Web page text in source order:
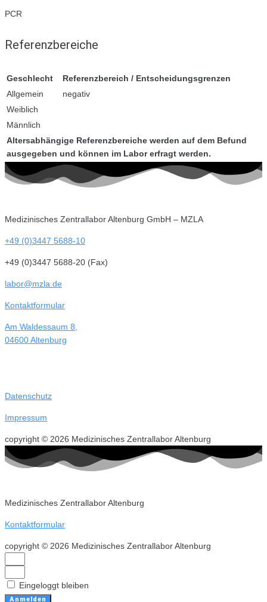
PCR
Referenzbereiche
Geschlecht Referenzbereich / Entscheidungsgrenzen
Altersabhängige Referenzbereiche werden auf dem Befund
ausgegeben und können im Labor erfragt werden.
Allgemein
negativ
Weiblich
Männlich
Medizinisches Zentrallabor Altenburg GmbH – MZLA
+49 (0)3447 5688-10
+49 (0)3447 5688-20 (Fax)
labor@mzla.de
Kontaktformular
Am Waldessaum 8,
04600 Altenburg
Datenschutz
Impressum
copyright © 2026 Medizinisches Zentrallabor Altenburg
Medizinisches Zentrallabor Altenburg
Kontaktformular
copyright © 2026 Medizinisches Zentrallabor Altenburg
Eingeloggt bleiben
Anmelden